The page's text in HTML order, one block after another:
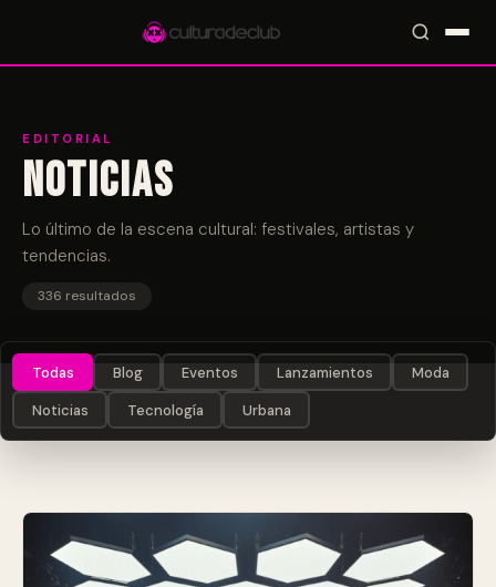
Accesos rápidos:🎪 Eventos
EDITORIAL
Noticias
Lo último de la escena cultural: festivales, artistas y
tendencias.
336 resultados
Todas Blog Eventos Lanzamientos
Moda
Noticias
Tecnología Urbana